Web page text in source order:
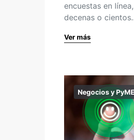
encuestas en
decenas o
Ver más
Negocios y